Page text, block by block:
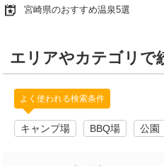
宮崎県のおすすめ温泉5選
エリアやカテゴリで
よく使われる検索条件
キャンプ場 BBQ場 公園